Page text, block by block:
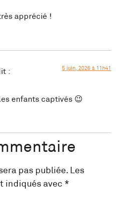
apprécié !
: 5 juin, 2026 à 11h41
enfants captivés 😉
pas publiée. Les
indiqués avec *